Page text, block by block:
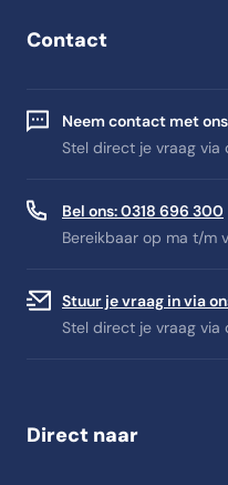
Contact
Neem contact met
Stel direct je vraag via
Bel ons: 0318 696 300
Bereikbaar op ma t/m
Stuur je vraag in via
Stel direct je vraag via
Direct naar